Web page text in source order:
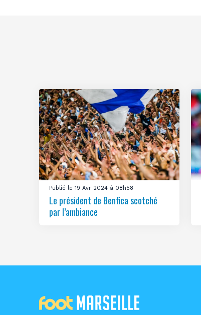
Publié le 19 Avr 2024 à 08h58
Le président de Benfica scotché
par l’ambiance